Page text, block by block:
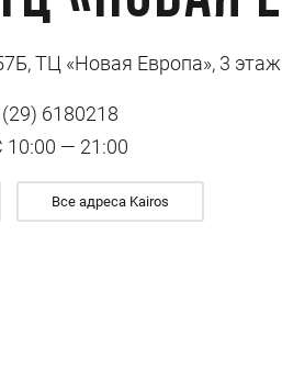
ТЦ «Новая Европа», 3 этаж
6180218
— 21:00
Все адреса Kairos